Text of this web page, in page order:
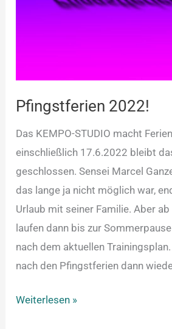
Pfingstferien 2022!
Das KEMPO-STUDIO macht
einschließlich 17.6.2022 bleibt
geschlossen. Sensei Marcel
das lange ja nicht möglich war,
Urlaub mit seiner Familie. Aber
laufen dann bis zur
nach dem aktuellen
nach den Pfingstferien dann
Weiterlesen »